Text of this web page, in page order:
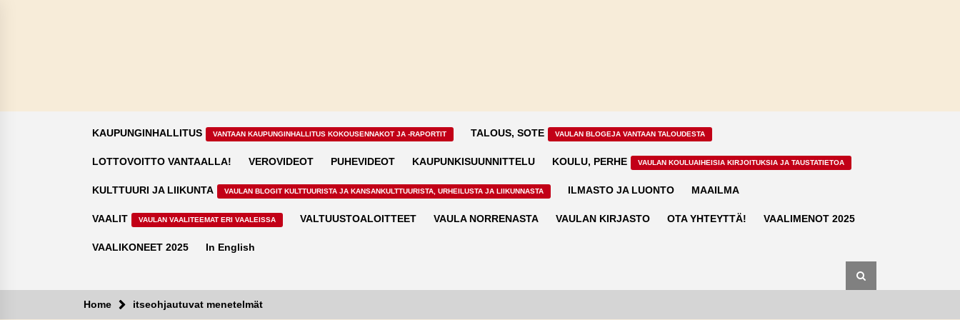
KAUPUNGINHALLITUS VANTAAN KAUPUNGINHALLITUS KOKOUSENNAKOT JA -RAPORTIT TALOUS, SOTE VAULAN BLOGEJA VANTAAN TALOUDESTA
LOTTOVOITTO VANTAALLA! VEROVIDEOT PUHEVIDEOT KAUPUNKISUUNNITTELU KOULU, PERHE VAULAN KOULUAIHEISIA KIRJOITUKSIA JA TAUSTATIETOA
KULTTUURI JA LIIKUNTA VAULAN BLOGIT KULTTUURISTA JA KANSANKULTTUURISTA, URHEILUSTA JA LIIKUNNASTA ILMASTO JA LUONTO MAAILMA
VAALIT VAULAN VAALITEEMAT ERI VAALEISSA VALTUUSTOALOITTEET VAULA NORRENASTA VAULAN KIRJASTO OTA YHTEYTTÄ! VAALIMENOT 2025
VAALIKONEET 2025 In English
Home itseohjautuvat menetelmät